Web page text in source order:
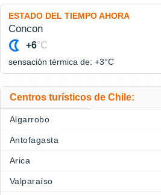
ESTADO DEL TIEMPO AHORA
Concon
+6°C
sensación térmica de: +3°C
Centros turísticos de Chile:
Algarrobo
Antofagasta
Arica
Valparaíso